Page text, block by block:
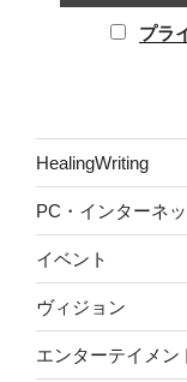
プラ
HealingWriting
PC・インターネ
イベント
ヴィジョン
エンターテイメン